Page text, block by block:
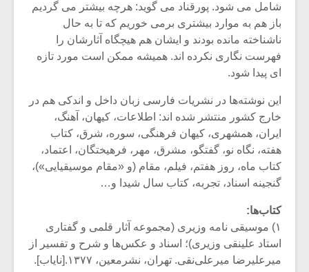
شامل می شود. پورقناد می گوید: هرچه بیشتر می گردیم
باز هم به موارد بیشتری برمی خوریم که تا به حال
ناشناخته مانده بودند و ایشان هم هیچگاه آثارشان را
فهرست نگاری نکرده اند. همیشه ممکن است مورد تازه
ای پیدا شود.
این نوشته‌ها در نشریات فارسی زبان داخل و اندکی هم در
خارج کشور منتشر شده اند: اطلاعات، کیهان، آهنگ،
ایران، همشهری، کیهان فرهنگی، سوره، شرق، کتاب
هفته، نگاه نو، گفتگو، مشرق، مهر، فرهیختگان، اعتماد،
کتاب ماه، روز هفتم، فیلم، مقام (و «مقام موسیقیایی»)،
گنجینه اسناد، تجربه، کتاب سال شیدا و…
کتاب‌ها:
۱) موسیقی نامه وزیری (مجموعه آثار قلمی و گفتاری
استاد علینقی وزیری)؛ اسناد و عکس‌ها و شرح و تفسیر از
میرعلیرضا میرعلی‌نقی. تهران، نشرمعین، ۱۳۷۷.[نایاب].